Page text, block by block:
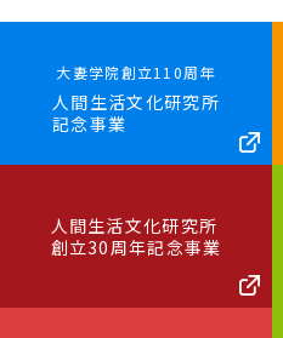
大妻学院創立110周年
人間生活文化研究所
記念事業
人間生活文化研究所
創立30周年記念事業